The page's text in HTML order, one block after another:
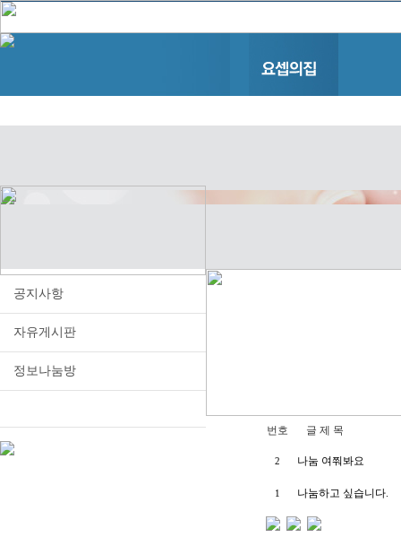
공지사항
자유게시판
정보나눔방
번호 글 제 목
2 나눔 여쭤봐요
1 나눔하고 싶습니다.